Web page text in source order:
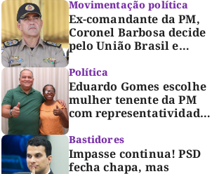
impacto do lixo nos rios
Movimentação política
Ex-comandante da PM,
Coronel Barbosa decide
pelo União Brasil e
reforça chapa federal de
Dorinha
Política
Eduardo Gomes escolhe
mulher tenente da PM
com representatividade
e trajetória de
superação para compor
segunda suplência ao
Senado
Bastidores
Impasse continua! PSD
fecha chapa, mas